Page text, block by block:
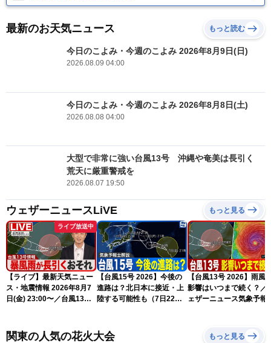
最新のお天気ニュース もっと読む
今日のこよみ・今週のこよみ 2026年8月9日(日)
2026.08.09 04:00
今日のこよみ・今週のこよみ 2026年8月8日(土)
2026.08.08 04:00
大型で非常に強い台風13号 沖縄や奄美は長引く
荒天に厳重警戒を
2026.08.07 19:50
ウェザーニュースLiVE もっと見る
ライブ放送中
【ライブ】最新天気ニュー
ス・地震情報 2026年8月7
日(金) 23:00〜／台風13号
【台風15号 2026】今後の
進路は？北日本に接近・上
陸する可能性も（7日22時
【台風13号 2026】雨風
影響はいつまで続く？／
ェザーニュース気象予報
関東の人気の花火大会 もっと見る